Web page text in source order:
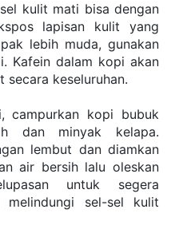
kulit mati bisa dengan
lapisan kulit yang
lebih muda, gunakan
Kafein dalam kopi akan
secara keseluruhan.
campurkan kopi bubuk
dan minyak kelapa.
lembut dan diamkan
air bersih lalu oleskan
untuk segera
melindungi sel-sel kulit